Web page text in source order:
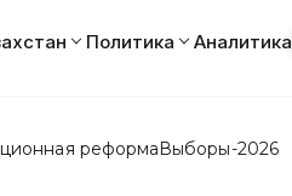
Политика Аналитика
реформаВыборы-2026